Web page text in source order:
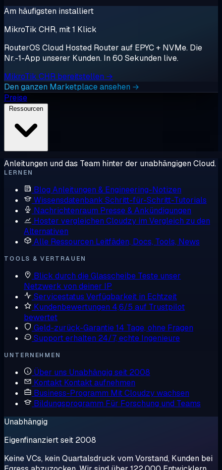
Am häufigsten installiert
MikroTik CHR, mit 1 Klick
RouterOS Cloud Hosted Router auf EPYC + NVMe. Die
Nr.-1-App unserer Kunden. In 60 Sekunden live.
MikroTik CHR bereitstellen →
Den ganzen Marketplace ansehen →
Preise
Anleitungen und das Team hinter der unabhängigen Cloud.
LERNEN
Blog Anleitungen & Engineering-Notizen
Wissensdatenbank Schritt-für-Schritt-Tutorials
Nachrichtenraum Presse & Ankündigungen
Hoster vergleichen Cloudzy im Vergleich zu den
Alternativen
Alle Ressourcen Leitfäden, Docs, Tools, News
TOOLS & VERTRAUEN
Blick durch die Glasscheibe Teste unser
Netzwerk von deiner IP
Servicestatus Verfügbarkeit in Echtzeit
Kundenbewertungen 4,6/5 auf Trustpilot
bewertet
Geld-zurück-Garantie14 Tage, ohne Fragen
Support erhalten 24/7, echte Ingenieure
UNTERNEHMEN
Über uns Unabhängig seit 2008
Kontakt Kontakt aufnehmen
Business-Programm Mit Cloudzy wachsen
Bildungsprogramm Für Forschung und Teams
Unabhängig
Eigenfinanziert seit 2008
Keine VCs, kein Quartalsdruck vom Vorstand, Kunden bei